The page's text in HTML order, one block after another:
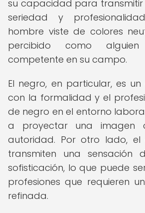
su capacidad para
seriedad y
hombre viste de colores
percibido como
competente en su campo.
El negro, en particular, es
con la formalidad y el
de negro en el entorno
a proyectar una imagen
autoridad. Por otro lado,
transmiten una sensación
sofisticación, lo que puede
profesiones que requieren
refinada.